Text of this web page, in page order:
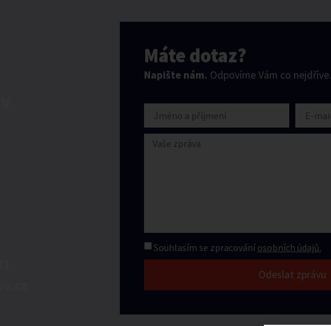
Máte dotaz?
Napište nám. Odpovíme Vám co nejdříve.
Souhlasím se zpracování osobních údajů.
Odeslat zprávu